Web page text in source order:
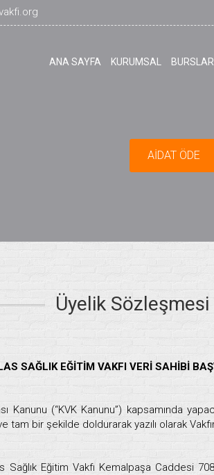
ANA SAYFA KURUMSAL BURSLAR
AİDAT ÖDE
Üyelik Sözleşmesi
SAĞLIK EĞİTİM VAKFI VERİ SAHİBİ
Kanunu (“KVK Kanunu”) kapsamında
tam bir şekilde doldurarak yazılı olarak
Sağlık Eğitim Vakfı Kemalpaşa Caddesi